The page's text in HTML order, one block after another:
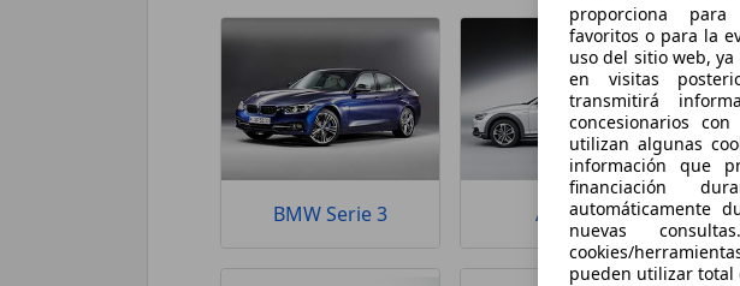
BMW Serie 3 Audi A4
proporciona para
favoritos o para la
uso del sitio web,
en visitas
transmitirá
concesionarios
utilizan algunas
información que
financiación
automáticamente
nuevas
cookies/
pueden utilizar total